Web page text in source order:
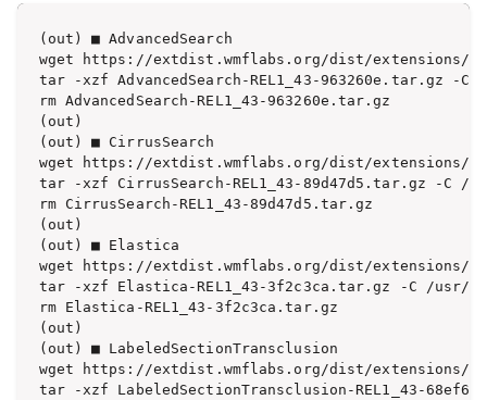
(out) ■ AdvancedSearch
wget https://extdist.wmflabs.org/dist/extensions/
tar -xzf AdvancedSearch-REL1_43-963260e.tar.gz -
rm AdvancedSearch-REL1_43-963260e.tar.gz
(out)
(out) ■ CirrusSearch
wget https://extdist.wmflabs.org/dist/extensions/
tar -xzf CirrusSearch-REL1_43-89d47d5.tar.gz -C /
rm CirrusSearch-REL1_43-89d47d5.tar.gz
(out)
(out) ■ Elastica
wget https://extdist.wmflabs.org/dist/extensions/
tar -xzf Elastica-REL1_43-3f2c3ca.tar.gz -C /usr/
rm Elastica-REL1_43-3f2c3ca.tar.gz
(out)
(out) ■ LabeledSectionTransclusion
wget https://extdist.wmflabs.org/dist/extensions/
tar -xzf LabeledSectionTransclusion-REL1_43-